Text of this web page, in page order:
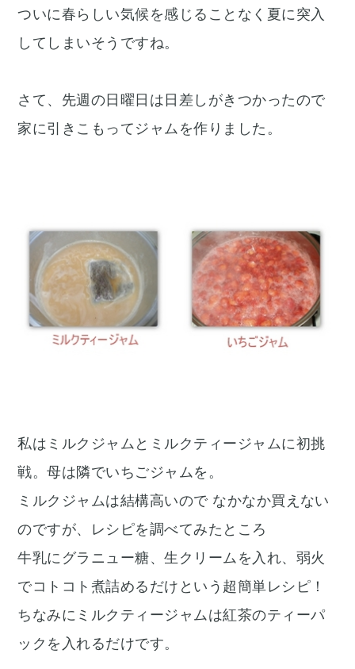
ついに春らしい気候を感じることなく夏に突入
してしまいそうですね。
さて、先週の日曜日は日差しがきつかったので
家に引きこもってジャムを作りました。
私はミルクジャムとミルクティージャムに初挑
戦。母は隣でいちごジャムを。
ミルクジャムは結構高いので なかなか買えない
のですが、レシピを調べてみたところ
牛乳にグラニュー糖、生クリームを入れ、弱火
でコトコト煮詰めるだけという超簡単レシピ！
ちなみにミルクティージャムは紅茶のティーパ
ックを入れるだけです。